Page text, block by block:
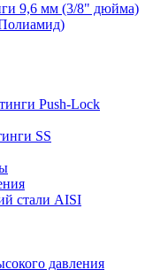
9,6 мм (3/8" дюйма)
Push-Lock
SS
стали AISI
давления